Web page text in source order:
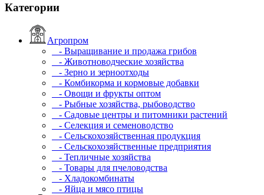
Категории
Агропром
- Выращивание и продажа грибов
- Животноводческие хозяйства
- Зерно и зерноотходы
- Комбикорма и кормовые добавки
- Овощи и фрукты оптом
- Рыбные хозяйства, рыбоводство
- Садовые центры и питомники растений
- Селекция и семеноводство
- Сельскохозяйственная продукция
- Сельскохозяйственные предприятия
- Тепличные хозяйства
- Товары для пчеловодства
- Хладокомбинаты
- Яйца и мясо птицы